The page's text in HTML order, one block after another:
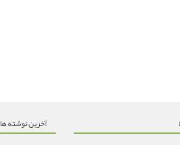
آخرین نوشته ها